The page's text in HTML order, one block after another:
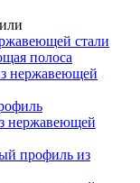
стали
полоса
нержавеющей
нержавеющей
профиль из